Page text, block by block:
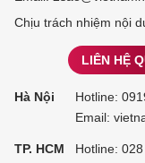
Chịu trách nhiệm nội
LIÊN HỆ
Hà Nội Hotline:
Email:
TP. HCM Hotline: